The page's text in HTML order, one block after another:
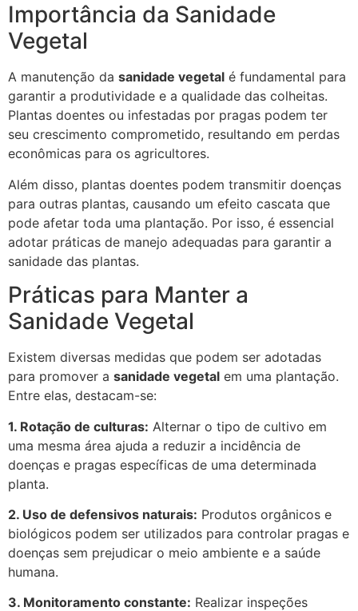
Importância da Sanidade
Vegetal
A manutenção da sanidade vegetal é fundamental para
garantir a produtividade e a qualidade das colheitas.
Plantas doentes ou infestadas por pragas podem ter
seu crescimento comprometido, resultando em perdas
econômicas para os agricultores.
Além disso, plantas doentes podem transmitir doenças
para outras plantas, causando um efeito cascata que
pode afetar toda uma plantação. Por isso, é essencial
adotar práticas de manejo adequadas para garantir a
sanidade das plantas.
Práticas para Manter a
Sanidade Vegetal
Existem diversas medidas que podem ser adotadas
para promover a sanidade vegetal em uma plantação.
Entre elas, destacam-se:
1. Rotação de culturas: Alternar o tipo de cultivo em
uma mesma área ajuda a reduzir a incidência de
doenças e pragas específicas de uma determinada
planta.
2. Uso de defensivos naturais: Produtos orgânicos e
biológicos podem ser utilizados para controlar pragas e
doenças sem prejudicar o meio ambiente e a saúde
humana.
3. Monitoramento constante: Realizar inspeções